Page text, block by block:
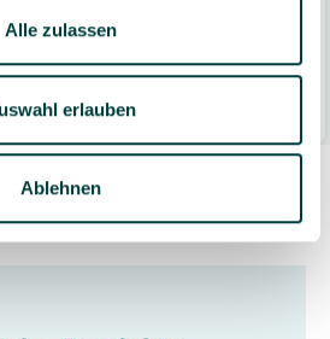
Alle zulassen
erlauben
Ablehnen